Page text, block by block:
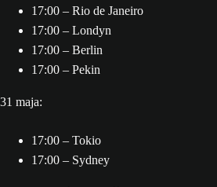
17:00 – Rio de Janeiro
17:00 – Londyn
17:00 – Berlin
17:00 – Pekin
31 maja:
17:00 – Tokio
17:00 – Sydney